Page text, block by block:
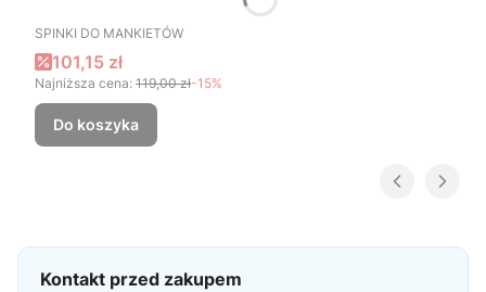
PRODUCENT
SPINKI DO MANKIETÓW
Cena promocyjna
101,15 zł
Najniższa cena: 119,00 zł-15%
Do koszyka
Kontakt przed zakupem